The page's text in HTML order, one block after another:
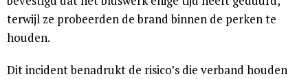
terwijl ze probeerden de brand binnen de perken te
houden.
Dit incident benadrukt de risico’s die verband houden